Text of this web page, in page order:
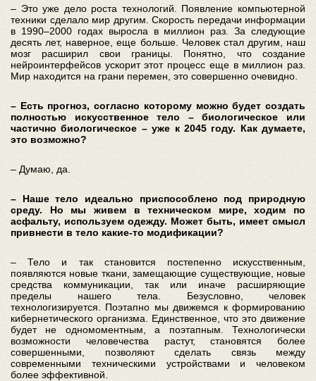
– Это уже дело роста технологий. Появление компьютерной
техники сделало мир другим. Скорость передачи информации
в 1990–2000 годах выросла в миллион раз. За следующие
десять лет, наверное, еще больше. Человек стал другим, наш
мозг расширил свои границы. Понятно, что создание
нейроинтерфейсов ускорит этот процесс еще в миллион раз.
Мир находится на грани перемен, это совершенно очевидно.
– Есть прогноз, согласно которому можно будет создать
полностью искусственное тело – биологическое или
частично биологическое – уже к 2045 году. Как думаете,
это возможно?
– Думаю, да.
– Наше тело идеально приспособлено под природную
среду. Но мы живем в техническом мире, ходим по
асфальту, используем одежду. Может быть, имеет смысл
привнести в тело какие-то модификации?
– Тело и так становится постепенно искусственным,
появляются новые ткани, замещающие существующие, новые
средства коммуникации, так или иначе расширяющие
пределы нашего тела. Безусловно, человек
технологизируется. Поэтапно мы движемся к формированию
кибернетического организма. Единственное, что это движение
будет не одномоментным, а поэтапным. Технологически
возможности человечества растут, становятся более
совершенными, позволяют сделать связь между
современными техническими устройствами и человеком
более эффективной.